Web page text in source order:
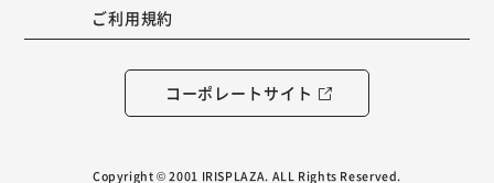
ご利用規約
コーポレートサイト
Copyright © 2001 IRISPLAZA. ALL Rights Reserved.